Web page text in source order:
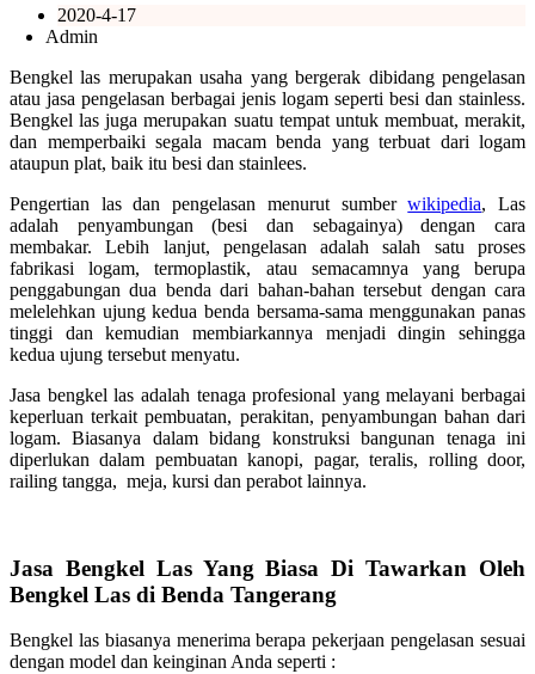
2020-4-17
Admin
Bengkel las merupakan usaha yang bergerak dibidang pengelasan
atau jasa pengelasan berbagai jenis logam seperti besi dan stainless.
Bengkel las juga merupakan suatu tempat untuk membuat, merakit,
dan memperbaiki segala macam benda yang terbuat dari logam
ataupun plat, baik itu besi dan stainlees.
Pengertian las dan pengelasan menurut sumberwikipedia, Las
adalah penyambungan (besi dan sebagainya) dengan cara
membakar. Lebih lanjut, pengelasan adalah salah satu proses
fabrikasi logam, termoplastik, atau semacamnya yang berupa
penggabungan dua benda dari bahan-bahan tersebut dengan cara
melelehkan ujung kedua benda bersama-sama menggunakan panas
tinggi dan kemudian membiarkannya menjadi dingin sehingga
kedua ujung tersebut menyatu.
Jasa bengkel las adalah tenaga profesional yang melayani berbagai
keperluan terkait pembuatan, perakitan, penyambungan bahan dari
logam. Biasanya dalam bidang konstruksi bangunan tenaga ini
diperlukan dalam pembuatan kanopi, pagar, teralis, rolling door,
railing tangga, meja, kursi dan perabot lainnya.
Jasa Bengkel Las Yang Biasa Di Tawarkan Oleh
Bengkel Las di Benda Tangerang
Bengkel las biasanya menerima berapa pekerjaan pengelasan sesuai
dengan model dan keinginan Anda seperti :